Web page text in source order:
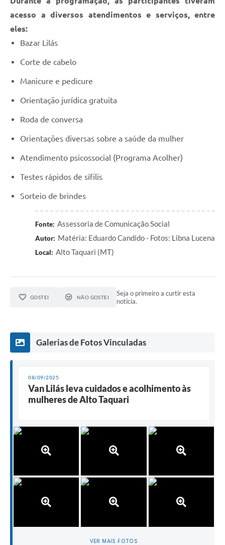
acesso a diversos atendimentos e serviços, entre
eles:
Bazar Lilás
Corte de cabelo
Manicure e pedicure
Orientação jurídica gratuita
Roda de conversa
Orientações diversas sobre a saúde da mulher
Atendimento psicossocial (Programa Acolher)
Testes rápidos de sífilis
Sorteio de brindes
Fonte: Assessoria de Comunicação Social
Autor: Matéria: Eduardo Candido - Fotos: Libna Lucena
Local: Alto Taquari (MT)
GOSTEI NÃO GOSTEI
Seja o primeiro a curtir esta
notícia.
Galerias de Fotos Vinculadas
08/09/2025
Van Lilás leva cuidados e acolhimento às
mulheres de Alto Taquari
VER MAIS FOTOS